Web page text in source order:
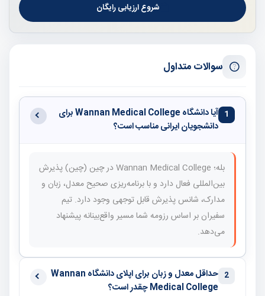
شروع ارزیابی رایگان
سوالات متداول
1
آیا دانشگاه Wannan Medical College برای
دانشجویان ایرانی مناسب است؟
بله؛ Wannan Medical College در چین (چین) پذیرش
بین‌المللی فعال دارد و با برنامه‌ریزی صحیح معدل، زبان و
مدارک، شانس پذیرش قابل توجهی وجود دارد. تیم
سفیران بر اساس رزومه شما مسیر واقع‌بینانه پیشنهاد
می‌دهد.
2
حداقل معدل و زبان برای اپلای دانشگاه Wannan
Medical College چقدر است؟